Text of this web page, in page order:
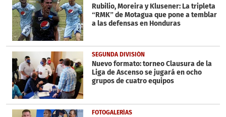
Rubilio, Moreira y Klusener: La tripleta
“RMK” de Motagua que pone a temblar
a las defensas en Honduras
SEGUNDA DIVISIÓN
Nuevo formato: torneo Clausura de la
Liga de Ascenso se jugará en ocho
grupos de cuatro equipos
FOTOGALERÍAS